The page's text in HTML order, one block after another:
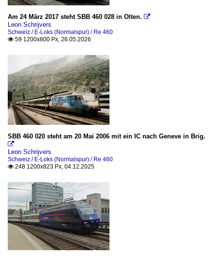
Morges
Spiez
Bahntechnische Anlagen
Formsignale
Bildreportagen
BLS Bern-Lötschberg-Simplon-Bahn
Loks
Personenverkehr
Dieselloks (Normalspur)
Am 841 (Alsthom GA-DE 900/AS)
Am 847
Am 24 März 2017 steht SBB 460 028 in Olten. 
Leon Schrijvers
Schweiz / E-Loks (Normalspur) / Re 460
 59 1200x800 Px, 26.05.2026
SBB 460 020 steht am 20 Mai 2006 mit ein IC nach Geneve in Brig.

Leon Schrijvers
Schweiz / E-Loks (Normalspur) / Re 460
 248 1200x823 Px, 04.12.2025